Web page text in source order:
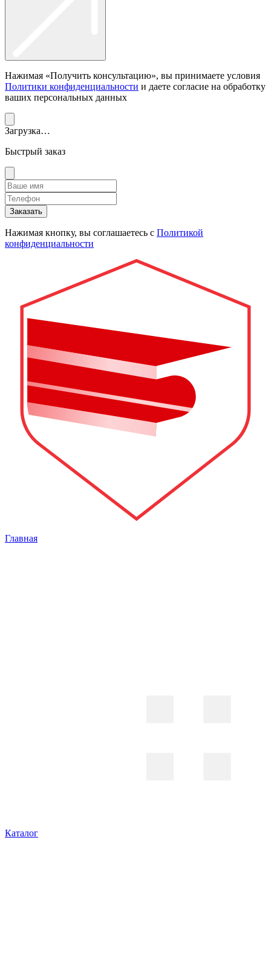
Нажимая «Получить консультацию», вы принимаете условия
Политики конфиденциальности и даете согласие на обработку
ваших персональных данных
Загрузка…
Быстрый заказ
Заказать
Нажимая кнопку, вы соглашаетесь с Политикой
конфиденциальности
Главная
Каталог